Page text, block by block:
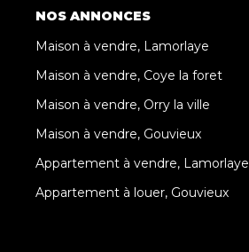
NOS ANNONCES
Maison à vendre, Lamorlaye
Maison à vendre, Coye la foret
Maison à vendre, Orry la ville
Maison à vendre, Gouvieux
Appartement à vendre, Lamorlaye
Appartement à louer, Gouvieux